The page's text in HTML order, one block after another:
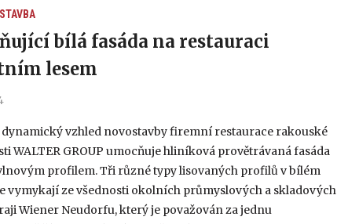
bílá fasáda na restauraci
lesem
vzhled novostavby firemní restaurace rakouské
WALTER GROUP umocňuje hliníková provětrávaná fasáda
vlnovým profilem. Tři různé typy lisovaných profilů v bílém
vymykají ze všednosti okolních průmyslových a skladových
Wiener Neudorfu, který je považován za jednu